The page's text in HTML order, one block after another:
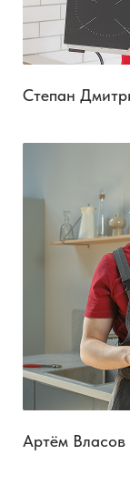
Степан
Артём Власов